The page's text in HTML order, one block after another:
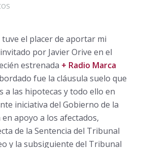
el placer de aportar mi
por Javier Orive en el
estrenada + Radio Marca
fue la cláusula suelo que
a las hipotecas y todo ello en
iniciativa del Gobierno de la
apoyo a los afectados,
de la Sentencia del Tribunal
y la subsiguiente del Tribunal